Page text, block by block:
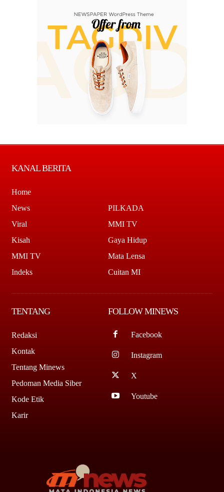
KANAL BERITA
Home
News
Viral
Kisah
MMI TV
Indeks
PILKADA
MMI TV
Gaya Hidup
Mata Lensa
Cuitan MI
TENTANG
Redaksi
Kontak
Tentang Minews
Pedoman Media Siber
Kode Etik
Karir
FOLLOW MINEWS
Facebook
Instagram
X
Youtube